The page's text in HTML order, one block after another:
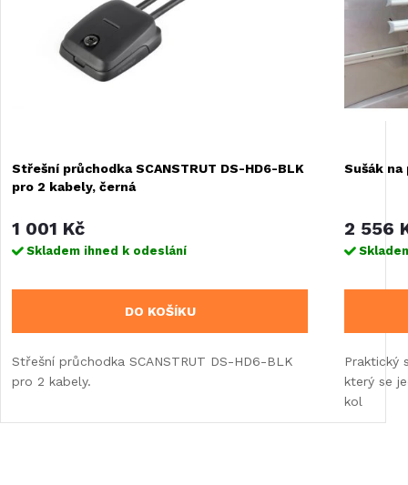
Střešní průchodka SCANSTRUT DS-HD6-BLK
pro 2 kabely, černá
1 001 Kč
Skladem ihned k odeslání
DO KOŠÍKU
Střešní průchodka SCANSTRUT DS-HD6-BLK
pro 2 kabely.
Sušák na
2 556
Praktický
který se
kol